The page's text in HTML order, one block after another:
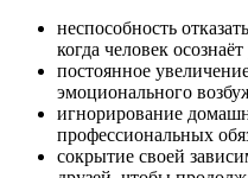
неспособность
когда человек
постоянное
эмоционального
игнорирование
профессиональных
сокрытие своей